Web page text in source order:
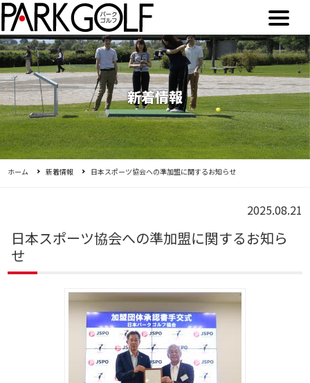
新着情報
ホーム 新着情報 日本スポーツ協会への準加盟に関するお知らせ
2025.08.21
日本スポーツ協会への準加盟に関するお知ら
せ